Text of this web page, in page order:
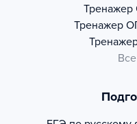
Тренажер
Тренажер